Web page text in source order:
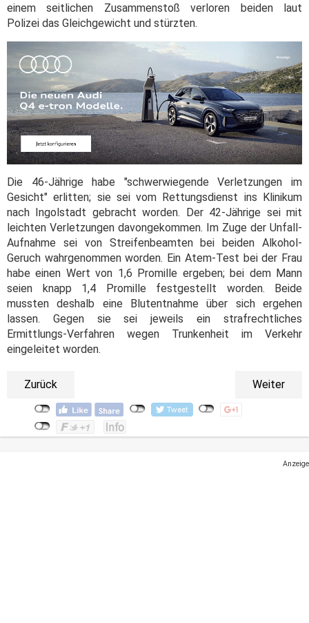
einem seitlichen Zusammenstoß verloren beiden laut
Polizei das Gleichgewicht und stürzten.
Die 46-Jährige habe "schwerwiegende Verletzungen im
Gesicht" erlitten; sie sei vom Rettungsdienst ins Klinikum
nach Ingolstadt gebracht worden. Der 42-Jährige sei mit
leichten Verletzungen davongekommen. Im Zuge der Unfall-
Aufnahme sei von Streifenbeamten bei beiden Alkohol-
Geruch wahrgenommen worden. Ein Atem-Test bei der Frau
habe einen Wert von 1,6 Promille ergeben; bei dem Mann
seien knapp 1,4 Promille festgestellt worden. Beide
mussten deshalb eine Blutentnahme über sich ergehen
lassen. Gegen sie sei jeweils ein strafrechtliches
Ermittlungs-Verfahren wegen Trunkenheit im Verkehr
eingeleitet worden.
Zurück Weiter
Anzeige